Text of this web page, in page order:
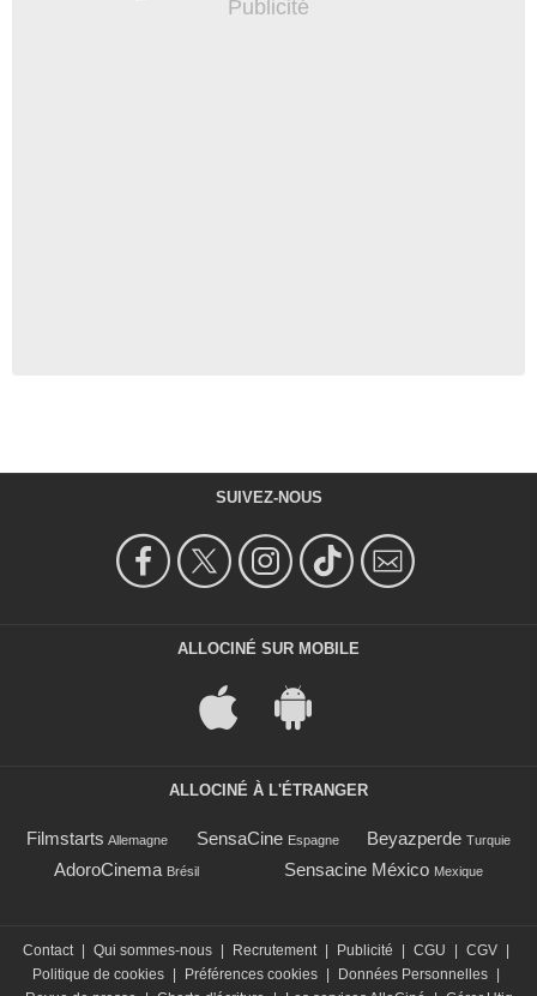
SUIVEZ-NOUS
ALLOCINÉ SUR MOBILE
ALLOCINÉ À L'ÉTRANGER
Filmstarts Allemagne SensaCine Espagne Beyazperde Turquie
AdoroCinema Brésil Sensacine México Mexique
Contact | Qui sommes-nous | Recrutement | Publicité | CGU | CGV |
Politique de cookies | Préférences cookies | Données Personnelles |